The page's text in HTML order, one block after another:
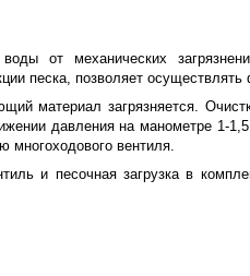
от механических
песка, позволяет
материал загрязняется.
давления на манометре 1-
многоходового вентиля.
и песочная загрузка в